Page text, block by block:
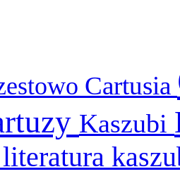
Cartusia
Kaszubi
literatura